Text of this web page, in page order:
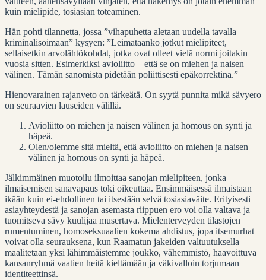
kuin mielipide, tosiasian toteaminen.
Hän pohti tilannetta, jossa ”vihapuhetta aletaan uudella tavalla
kriminalisoimaan” kysyen: ”Leimataanko jotkut mielipiteet,
sellaisetkin arvolähtökohdat, jotka ovat olleet vielä normi joitakin
vuosia sitten. Esimerkiksi avioliitto – että se on miehen ja naisen
välinen. Tämän sanomista pidetään poliittisesti epäkorrektina.”
Hienovarainen rajanveto on tärkeätä. On syytä punnita mikä sävyero
on seuraavien lauseiden välillä.
Avioliitto on miehen ja naisen välinen ja homous on synti ja
häpeä.
Olen/olemme sitä mieltä, että avioliitto on miehen ja naisen
välinen ja homous on synti ja häpeä.
Jälkimmäinen muotoilu ilmoittaa sanojan mielipiteen, jonka
ilmaisemisen sanavapaus toki oikeuttaa. Ensimmäisessä ilmaistaan
ikään kuin ei-ehdollinen tai itsestään selvä tosiasiaväite. Erityisesti
asiayhteydestä ja sanojan asemasta riippuen ero voi olla valtava ja
tuomitseva sävy kuulijaa musertava. Mielenterveyden tilastojen
rumentuminen, homoseksuaalien kokema ahdistus, jopa itsemurhat
voivat olla seurauksena, kun Raamatun jakeiden valtuutuksella
maalitetaan yksi lähimmäistemme joukko, vähemmistö, haavoittuva
kansanryhmä vaatien heitä kieltämään ja väkivalloin torjumaan
identiteettinsä.